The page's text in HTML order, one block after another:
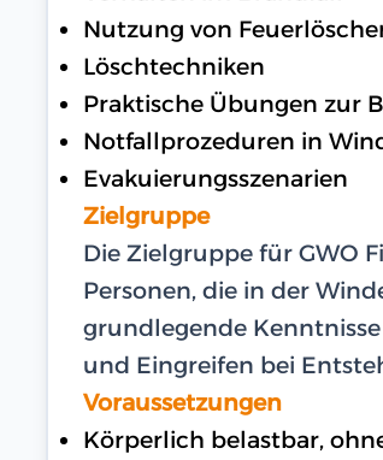
Nutzung von
Löschtechniken
Praktische Übungen zur
Notfallprozeduren in
Evakuierungsszenarien
Zielgruppe
Die Zielgruppe für GWO
Personen, die in der
grundlegende
und Eingreifen bei
Voraussetzungen
Körperlich belastbar,